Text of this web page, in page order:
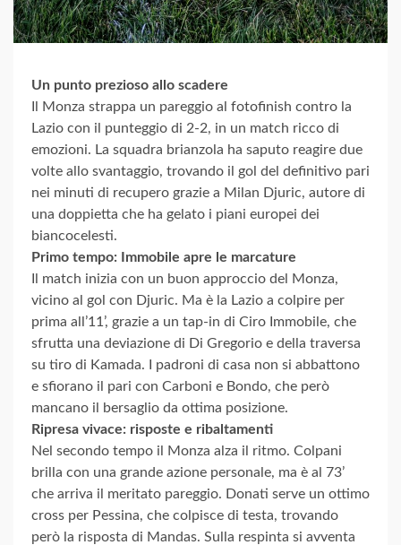
Un punto prezioso allo scadere
Il Monza strappa un pareggio al fotofinish contro la
Lazio con il punteggio di 2-2, in un match ricco di
emozioni. La squadra brianzola ha saputo reagire due
volte allo svantaggio, trovando il gol del definitivo pari
nei minuti di recupero grazie a Milan Djuric, autore di
una doppietta che ha gelato i piani europei dei
biancocelesti.
Primo tempo: Immobile apre le marcature
Il match inizia con un buon approccio del Monza,
vicino al gol con Djuric. Ma è la Lazio a colpire per
prima all’11’, grazie a un tap-in di Ciro Immobile, che
sfrutta una deviazione di Di Gregorio e della traversa
su tiro di Kamada. I padroni di casa non si abbattono
e sfiorano il pari con Carboni e Bondo, che però
mancano il bersaglio da ottima posizione.
Ripresa vivace: risposte e ribaltamenti
Nel secondo tempo il Monza alza il ritmo. Colpani
brilla con una grande azione personale, ma è al 73’
che arriva il meritato pareggio. Donati serve un ottimo
cross per Pessina, che colpisce di testa, trovando
però la risposta di Mandas. Sulla respinta si avventa